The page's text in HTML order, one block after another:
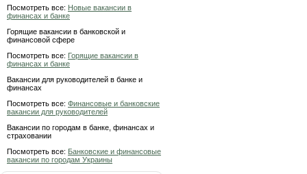
Посмотреть все: Новые вакансии в
финансах и банке
Горящие вакансии в банковской и
финансовой сфере
Посмотреть все: Горящие вакансии в
финансах и банке
Вакансии для руководителей в банке и
финансах
Посмотреть все: Финансовые и банковские
вакансии для руководителей
Вакансии по городам в банке, финансах и
страховании
Посмотреть все: Банковские и финансовые
вакансии по городам Украины